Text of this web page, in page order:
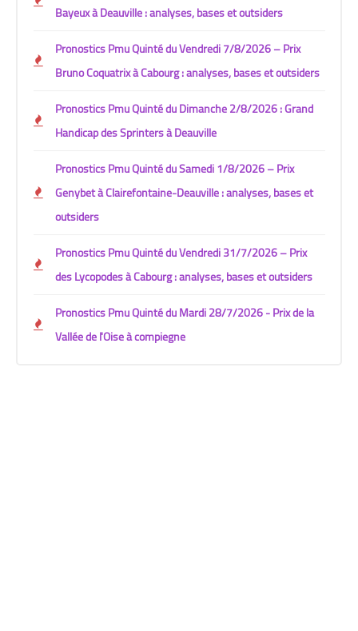
Bayeux à Deauville : analyses, bases et outsiders
Pronostics Pmu Quinté du Vendredi 7/8/2026 – Prix
Bruno Coquatrix à Cabourg : analyses, bases et outsiders
Pronostics Pmu Quinté du Dimanche 2/8/2026 : Grand
Handicap des Sprinters à Deauville
Pronostics Pmu Quinté du Samedi 1/8/2026 – Prix
Genybet à Clairefontaine-Deauville : analyses, bases et
outsiders
Pronostics Pmu Quinté du Vendredi 31/7/2026 – Prix
des Lycopodes à Cabourg : analyses, bases et outsiders
Pronostics Pmu Quinté du Mardi 28/7/2026 - Prix de la
Vallée de l'Oise à compiegne